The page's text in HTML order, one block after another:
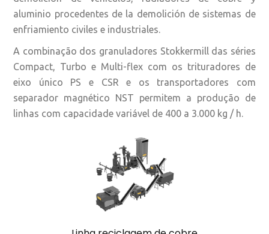
aluminio procedentes de la demolición de sistemas de
enfriamiento civiles e industriales.
A combinação dos granuladores Stokkermill das séries
Compact, Turbo e Multi-flex com os trituradores de
eixo único PS e CSR e os transportadores com
separador magnético NST permitem a produção de
linhas com capacidade variável de 400 a 3.000 kg / h.